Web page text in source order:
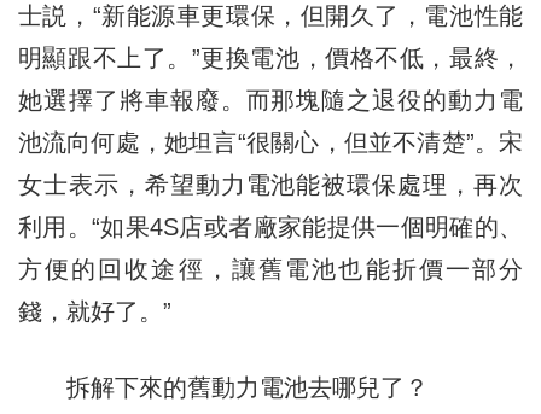
士説，“新能源車更環保，但開久了，電池性能
明顯跟不上了。”更換電池，價格不低，最終，
她選擇了將車報廢。而那塊隨之退役的動力電
池流向何處，她坦言“很關心，但並不清楚”。宋
女士表示，希望動力電池能被環保處理，再次
利用。“如果4S店或者廠家能提供一個明確的、
方便的回收途徑，讓舊電池也能折價一部分
錢，就好了。”
拆解下來的舊動力電池去哪兒了？